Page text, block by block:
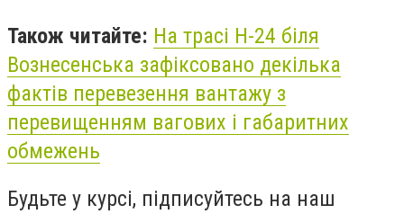
Також читайте: На трасі Н-24 біля
Вознесенська зафіксовано декілька
фактів перевезення вантажу з
перевищенням вагових і габаритних
обмежень
Будьте у курсі, підписуйтесь на наш